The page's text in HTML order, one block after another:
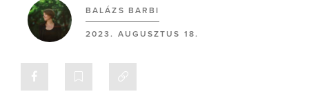
BALÁZS BARBI
2023. AUGUSZTUS 18.